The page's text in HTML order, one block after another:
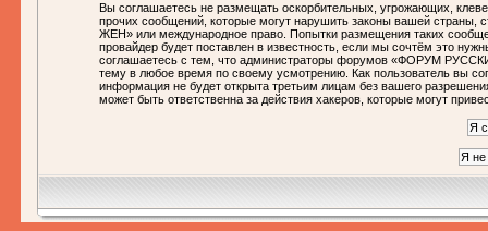
Вы соглашаетесь не размещать оскорбительных, угрожающих,
прочих сообщений, которые могут нарушить законы вашей
ЖЕН» или международное право. Попытки размещения таких
провайдер будет поставлен в известность, если мы сочтём это
соглашаетесь с тем, что администраторы форумов «ФОРУМ
тему в любое время по своему усмотрению. Как пользователь вы
информация не будет открыта третьим лицам без вашего
может быть ответственна за действия хакеров, которые могут